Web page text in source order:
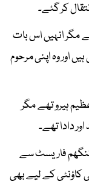
کر گئے۔
مگر انہیں اس بات
اور وہ اپنی مرحوم
ہیرو تھے مگر
دادا تھے۔
فاریسٹ سے
کاؤنٹی کے لیے بھی